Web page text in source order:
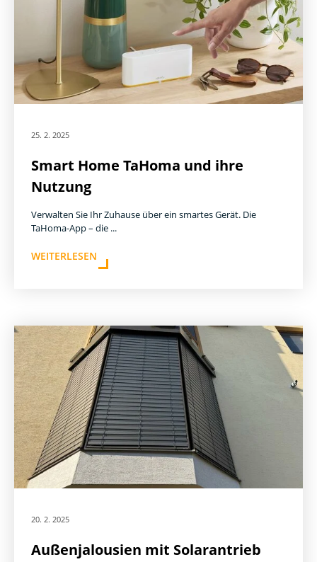
25. 2. 2025
Smart Home TaHoma und ihre
Nutzung
Verwalten Sie Ihr Zuhause über ein smartes Gerät. Die
TaHoma-App – die ...
WEITERLESEN
20. 2. 2025
Außenjalousien mit Solarantrieb